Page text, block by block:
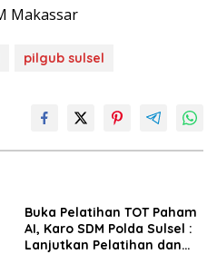
pilgub sulsel
Buka Pelatihan TOT Paham
AI, Karo SDM Polda Sulsel :
Lanjutkan Pelatihan dan